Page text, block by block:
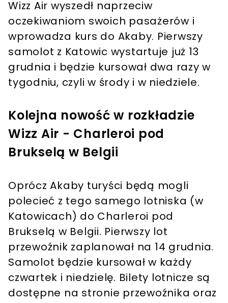
Wizz Air wyszedł naprzeciw
oczekiwaniom swoich pasażerów i
wprowadza kurs do Akaby. Pierwszy
samolot z Katowic wystartuje już 13
grudnia i będzie kursował dwa razy w
tygodniu, czyli w środy i w niedziele.
Kolejna nowość w rozkładzie
Wizz Air - Charleroi pod
Brukselą w Belgii
Oprócz Akaby turyści będą mogli
polecieć z tego samego lotniska (w
Katowicach) do Charleroi pod
Brukselą w Belgii. Pierwszy lot
przewoźnik zaplanował na 14 grudnia.
Samolot będzie kursował w każdy
czwartek i niedzielę. Bilety lotnicze są
dostępne na stronie przewoźnika oraz